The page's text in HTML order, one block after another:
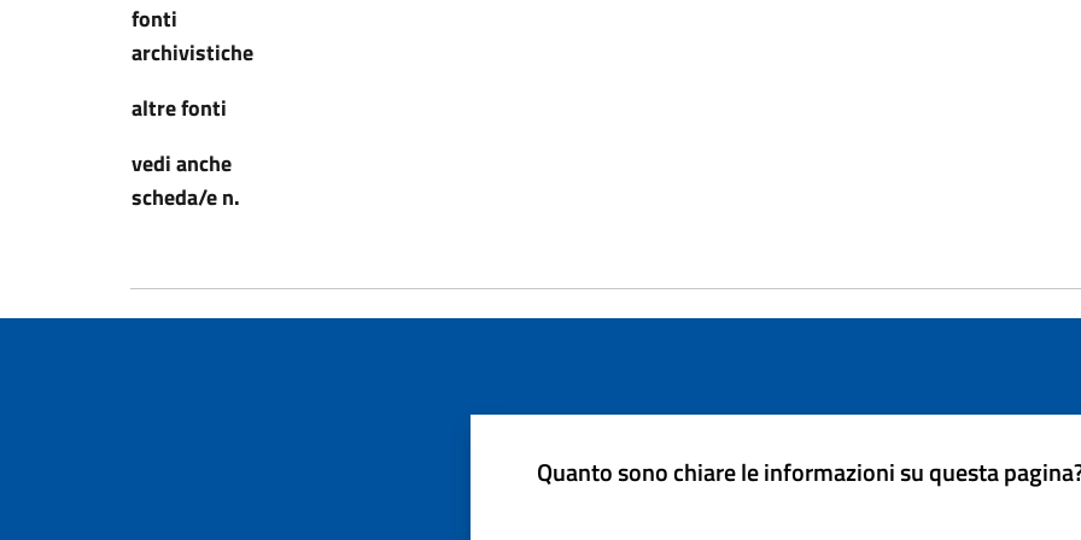
fonti
archivistiche
altre fonti
vedi anche
scheda/e n.
Quanto sono chiare le informazioni su questa